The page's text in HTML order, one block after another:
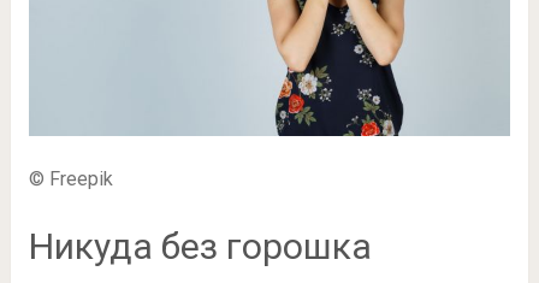
© Freepik
Никуда без горошка